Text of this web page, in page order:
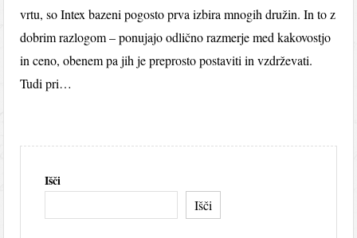
vrtu, so Intex bazeni pogosto prva izbira mnogih družin. In to z
dobrim razlogom – ponujajo odlično razmerje med kakovostjo
in ceno, obenem pa jih je preprosto postaviti in vzdrževati.
Tudi pri…
Išči
Išči